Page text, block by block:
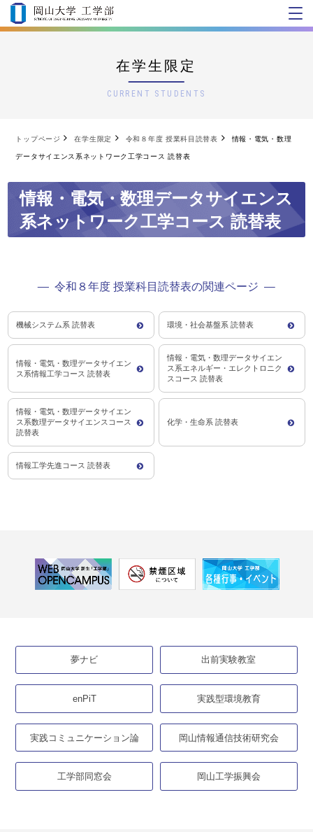
在学生限定
CURRENT STUDENTS
トップページ 在学生限定 令和８年度 授業科目読替表 情報・電気・数理
データサイエンス系ネットワーク工学コース 読替表
情報・電気・数理データサイエンス
系ネットワーク工学コース 読替表
令和８年度 授業科目読替表の関連ページ
機械システム系 読替表 環境・社会基盤系 読替表
情報・電気・数理データサイエン
ス系情報工学コース 読替表
情報・電気・数理データサイエン
ス系エネルギー・エレクトロニク
スコース 読替表
情報・電気・数理データサイエン
ス系数理データサイエンスコース
読替表
化学・生命系 読替表
情報工学先進コース 読替表
夢ナビ 出前実験教室
enPiT 実践型環境教育
実践コミュニケーション論 岡山情報通信技術研究会
工学部同窓会 岡山工学振興会